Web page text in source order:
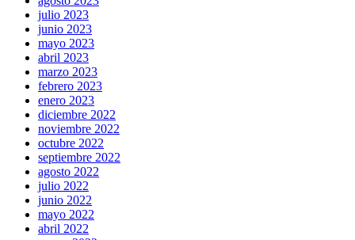
julio 2023
junio 2023
mayo 2023
abril 2023
marzo 2023
febrero 2023
enero 2023
diciembre 2022
noviembre 2022
octubre 2022
septiembre 2022
agosto 2022
julio 2022
junio 2022
mayo 2022
abril 2022